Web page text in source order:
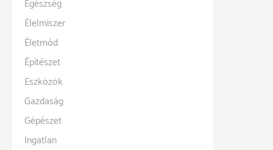
Egészség
Élelmiszer
Életmód
Építészet
Eszközök
Gazdaság
Gépészet
Ingatlan